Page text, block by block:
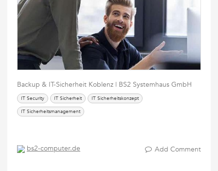
Backup & IT-Sicherheit Koblenz | BS2 Systemhaus GmbH
IT Security IT Sicherheit
IT Sicherheitskonzept
IT Sicherheitsmanagement
bs2-computer.de Add Comment